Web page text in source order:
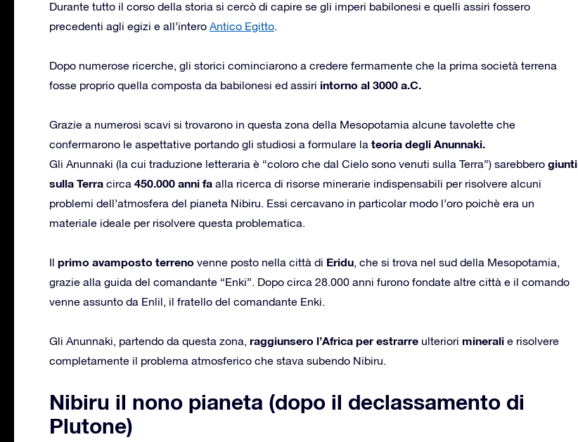
Durante tutto il corso della storia si cercò di capire se gli imperi babilonesi e quelli assiri fossero
precedenti agli egizi e all’intero Antico Egitto.
Dopo numerose ricerche, gli storici cominciarono a credere fermamente che la prima società terrena
fosse proprio quella composta da babilonesi ed assiri intorno al 3000 a.C.
Grazie a numerosi scavi si trovarono in questa zona della Mesopotamia alcune tavolette che
confermarono le aspettative portando gli studiosi a formulare la teoria degli Anunnaki.
Gli Anunnaki (la cui traduzione letteraria è “coloro che dal Cielo sono venuti sulla Terra”) sarebbero giunti
sulla Terra circa 450.000 anni fa alla ricerca di risorse minerarie indispensabili per risolvere alcuni
problemi dell’atmosfera del pianeta Nibiru. Essi cercavano in particolar modo l’oro poichè era un
materiale ideale per risolvere questa problematica.
Il primo avamposto terreno venne posto nella città di Eridu, che si trova nel sud della Mesopotamia,
grazie alla guida del comandante “Enki”. Dopo circa 28.000 anni furono fondate altre città e il comando
venne assunto da Enlil, il fratello del comandante Enki.
Gli Anunnaki, partendo da questa zona, raggiunsero l’Africa per estrarre ulteriori minerali e risolvere
completamente il problema atmosferico che stava subendo Nibiru.
Nibiru il nono pianeta (dopo il declassamento di
Plutone)